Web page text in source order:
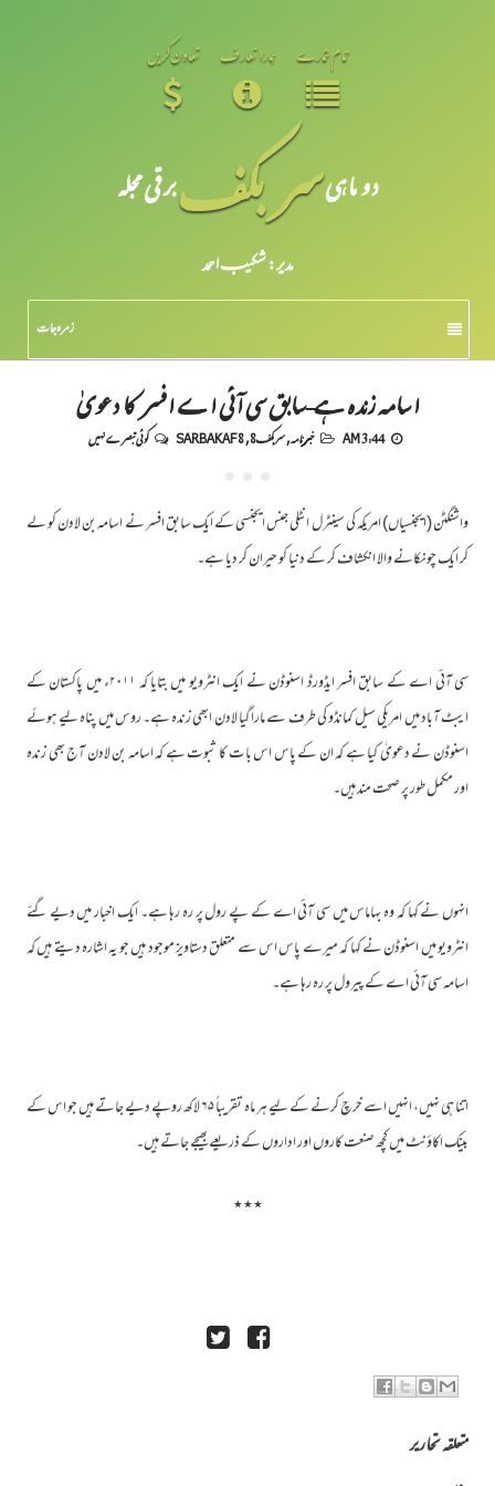
تمام شمارے ہمارا تعارف تعاون کریں
دو ماہیسر بکفبرقی مجلہ
مدیر: شکیبـ احمد
زمرہ جات
اسامہ زندہ ہے-سابق سی آئی اے افسر کا دعویٰ
3:44 AM خبرنامہ,سربکف8 ,
SARBAKAF 8 کوئی تبصرے نہیں
واشنگٹن (ایجنسیاں) امریکہ کی سینٹرل انٹلی جنس ایجنسی کے ایک سابق افسر نے اسامہ بن لادن کو لے
کر ایک چونکانے والا انکشاف کر کے دنیا کو حیران کر دیا ہے۔
سی آئی اے کے سابق افسر ایڈورڈ اسنوڈن نے ایک انٹرویو میں بتایا کہ ۲۰۱۱ء میں پاکستان کے
ایبٹ آباد میں امریکی سیل کمانڈو کی طرف سے مارا گیا لادن ابھی زندہ ہے۔ روس میں پناہ لیے ہوئے
اسنوڈن نے دعویٰ کیا ہے کہ ان کے پاس اس بات کا ثبوت ہے کہ اسامہ بن لادن آج بھی زندہ
اور مکمل طور پر صحت مند ہیں۔
انہوں نے کہا کہ وہ بہاماس میں سی آئی اے کے پے رول پر رہ رہا ہے۔ ایک اخبار میں دیے گئے
انٹرویو میں اسنوڈن نے کہا کہ میرے پاس اس سے متعلق دستاویز موجود ہیں جو یہ اشارہ دیتے ہیں کہ
اسامہ سی آئی اے کے پیرول پر رہ رہا ہے۔
اتنا ہی نہیں، انہیں اسے خرچ کرنے کے لیے ہر ماہ تقریباً ۶۵ لاکھ روپے دیے جاتے ہیں جو اس کے
بینک اکاؤنٹ میں کچھ صنعت کاروں اور اداروں کے ذریعے بھیجے جاتے ہیں۔
٭٭٭
متعلقہ تحاریر